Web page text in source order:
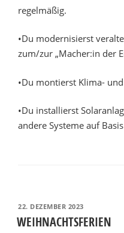
regelmäßig.
•Du modernisierst
zum/zur „Macher:in der
•Du montierst Klima-
•Du installierst
andere Systeme auf
VERÖFFENTLICHT
AM
22. DEZEMBER 2023
WEIHNACHTSFERIEN